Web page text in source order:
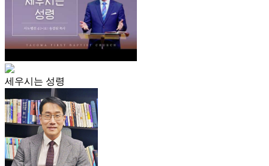
세우시는 성령